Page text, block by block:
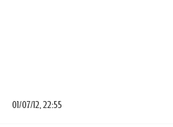
01/07/12, 22:55